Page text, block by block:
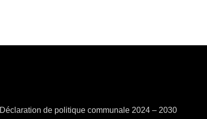
Déclaration de politique communale 2024 – 2030